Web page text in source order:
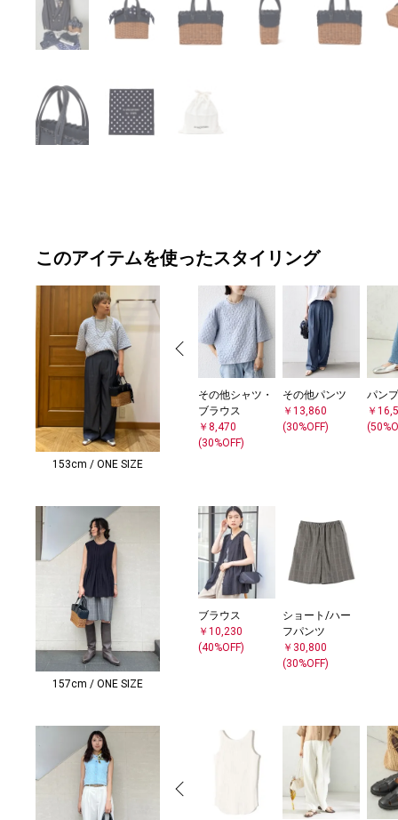
このアイテムを使ったスタイリング
153cm / ONE SIZE
その他シャツ・
ブラウス
￥8,470
(30%OFF)
その他パンツ
￥13,860
(30%OFF)
パン
￥
157cm / ONE SIZE
ブラウス
￥10,230
(40%OFF)
ショート/ハー
フパンツ
￥30,800
(30%OFF)